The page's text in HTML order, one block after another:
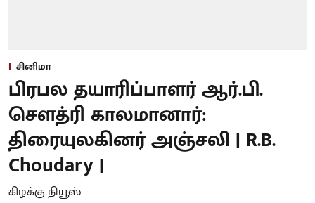
சினிமா
பிரபல தயாரிப்பாளர் ஆர்.பி.
சௌத்ரி காலமானார்:
திரையுலகினர் அஞ்சலி | R.B.
Choudary |
கிழக்கு நியூஸ்